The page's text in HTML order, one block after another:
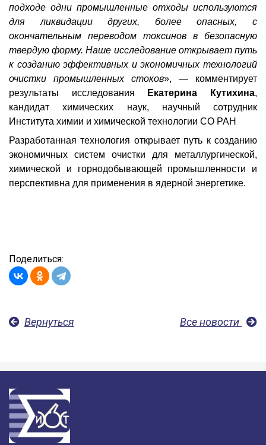
подходе одни промышленные отходы используются
для ликвидации других, более опасных, с
окончательным переводом токсинов в безопасную
твердую форму. Наше исследование открывает путь
к созданию эффективных и экономичных технологий
очистки промышленных стоков», — комментирует
результаты исследования
Екатерина Кутихина,
кандидат химических наук, научный сотрудник
Института химии и химической технологии СО РАН
Разработанная технология открывает путь к созданию
экономичных систем очистки для металлургической,
химической и горнодобывающей промышленности и
перспективна для применения в ядерной энергетике.
Поделиться:
Вернуться Все новости